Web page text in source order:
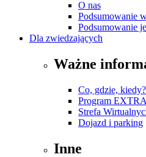
O nas
Podsumowanie
Podsumowanie
Dla zwiedzających
Ważne
Co, gdzie, kiedy?
Program
Strefa
Dojazd i parking
Inne